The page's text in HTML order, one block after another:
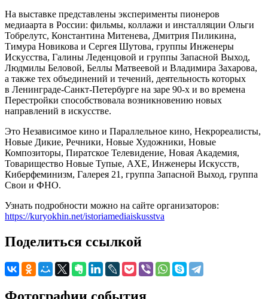
На выставке представлены эксперименты пионеров
медиаарта в России: фильмы, коллажи и инсталляции Ольги
Тобрелутс, Константина Митенева, Дмитрия Пиликина,
Тимура Новикова и Сергея Шутова, группы Инженеры
Искусства, Галины Леденцовой и группы Запасной Выход,
Людмилы Беловой, Беллы Матвеевой и Владимира Захарова,
а также тех объединений и течений, деятельность которых
в Ленинграде-Санкт-Петербурге на заре 90-х и во времена
Перестройки способствовала возникновению новых
направлений в искусстве.
Это Независимое кино и Параллельное кино, Некрореалисты,
Новые Дикие, Речники, Новые Художники, Новые
Композиторы, Пиратское Телевидение, Новая Академия,
Товарищество Новые Тупые, АХЕ, Инженеры Искусств,
Киберфеминизм, Галерея 21, группа Запасной Выход, группа
Свои и ФНО.
Узнать подробности можно на сайте организаторов:
https://kuryokhin.net/istoriamediaiskusstva
Поделиться ссылкой